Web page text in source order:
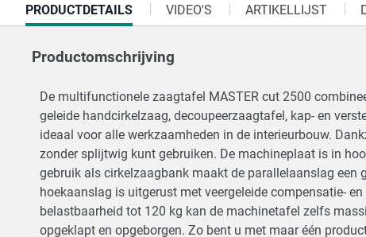
CURRENT
TAB:
PRODUCTDETAILS VIDEO'S ARTIKELLIJST
Productomschrijving
De multifunctionele zaagtafel MASTER cut 2500
geleide handcirkelzaag, decoupeerzaagtafel, kap- en
ideaal voor alle werkzaamheden in de interieurbouw.
zonder splijtwig kunt gebruiken. De machineplaat is in
gebruik als cirkelzaagbank maakt de parallelaanslag een
hoekaanslag is uitgerust met veergeleide compensatie-
belastbaarheid tot 120 kg kan de machinetafel zelfs
opgeklapt en opgeborgen. Zo bent u met maar één